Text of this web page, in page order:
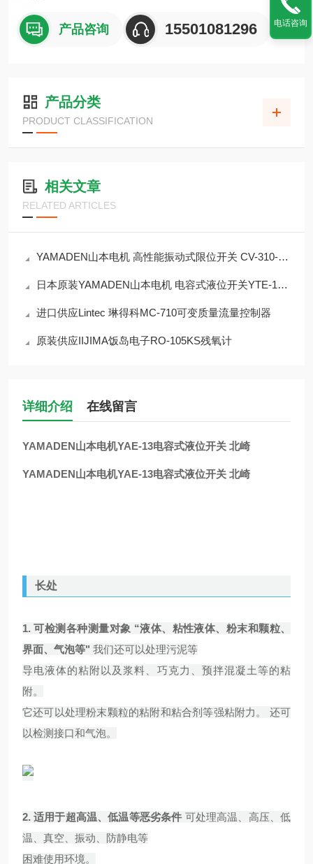
产品咨询 15501081296
产品分类
PRODUCT CLASSIFICATION
相关文章
RELATED ARTICLES
YAMADEN山本电机 高性能振动式限位开关 CV-310-RD
日本原装YAMADEN山本电机 电容式液位开关YTE-13N2
进口供应Lintec 琳得科MC-710可变质量流量控制器
原装供应IIJIMA饭岛电子RO-105KS残氧计
详细介绍 在线留言
YAMADEN山本电机YAE-13电容式液位开关 北崎
YAMADEN山本电机YAE-13电容式液位开关 北崎
长处
1. 可检测各种测量对象 “液体、粘性液体、粉末和颗粒、
界面、气泡等" 我们还可以处理污泥等
导电液体的粘附以及浆料、巧克力、预拌混凝土等的粘
附。
它还可以处理粉末颗粒的粘附和粘合剂等强粘附力。 还可
以检测接口和气泡。
2.适用于超高温、低温等恶劣条件 可处理高温、高压、低
温、真空、振动、防静电等
困难使用环境。
电话咨询